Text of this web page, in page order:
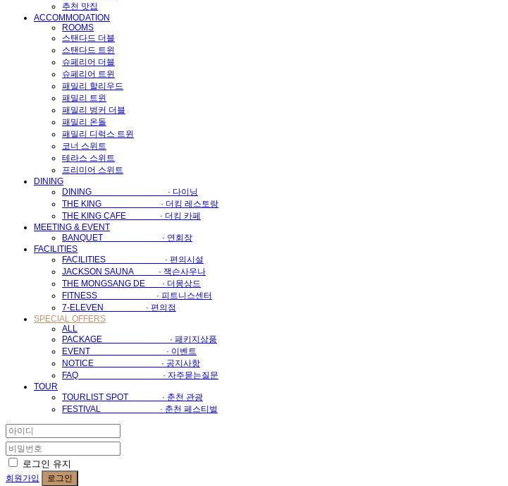
추천 맛집
ACCOMMODATION
ROOMS
스탠다드 더블
스탠다드 트윈
슈페리어 더블
슈페리어 트윈
패밀리 할리우드
패밀리 트윈
패밀리 벙커 더블
패밀리 온돌
패밀리 디럭스 트윈
코너 스위트
테라스 스위트
프리미어 스위트
DINING
DINING · 다이닝
THE KING · 더킹 레스토랑
THE KING CAFE · 더킹 카페
MEETING & EVENT
BANQUET · 연회장
FACILITIES
FACILITIES · 편의시설
JACKSON SAUNA · 잭슨사우나
THE MONGSANG DE · 더몽상드
FITNESS · 피트니스센터
7-ELEVEN · 편의점
SPECIAL OFFERS
ALL
PACKAGE · 패키지상품
EVENT · 이벤트
NOTICE · 공지사항
FAQ · 자주묻는질문
TOUR
TOURLIST SPOT · 춘천 관광
FESTIVAL · 춘천 페스티벌
로그인 유지
회원가입 로그인